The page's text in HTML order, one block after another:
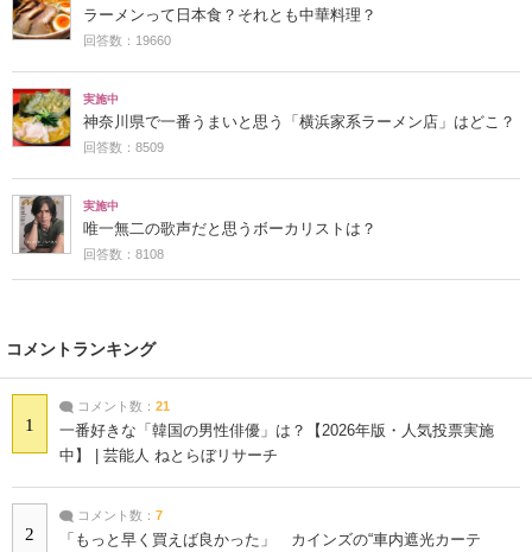
ラーメンって日本食？それとも中華料理？
回答数：19660
実施中
神奈川県で一番うまいと思う「横浜家系ラーメン店」はどこ？
回答数：8509
実施中
唯一無二の歌声だと思うボーカリストは？
回答数：8108
コメントランキング
1
コメント数： 21
一番好きな「韓国の男性俳優」は？【2026年版・人気投票実施
中】 | 芸能人 ねとらぼリサーチ
2
コメント数： 7
「もっと早く買えば良かった」 カインズの“車内遮光カーテ